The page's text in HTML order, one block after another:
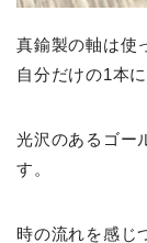
真鍮製の軸は使
自分だけの1本に
光沢のあるゴー
す。
時の流れを感じ